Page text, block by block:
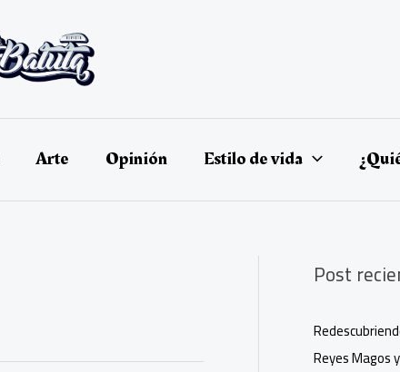
Arte Opinión Estilo de vida
Post
Reyes Magos